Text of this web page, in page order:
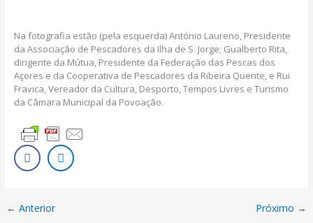
Na fotografia estão (pela esquerda) António Laureno, Presidente
da Associação de Pescadores da Ilha de S. Jorge; Gualberto Rita,
dirigente da Mútua, Presidente da Federação das Pescas dos
Açores e da Cooperativa de Pescadores da Ribeira Quente, e Rui
Fravica, Vereador da Cultura, Desporto, Tempos Livres e Turismo
da Câmara Municipal da Povoação.
← Anterior Próximo →